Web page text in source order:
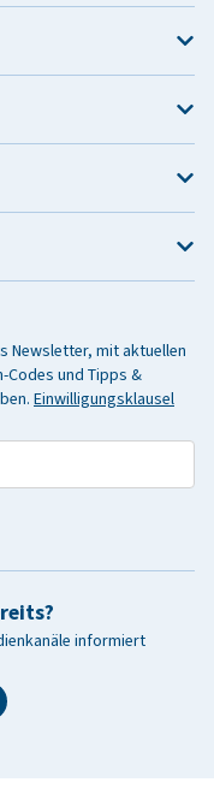
Newsletter, mit aktuellen
Codes und Tipps &
Einwilligungsklausel
informiert